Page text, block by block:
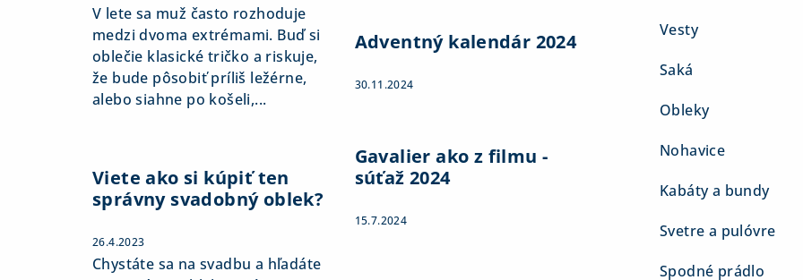
V lete sa muž často rozhoduje
medzi dvoma extrémami. Buď si
oblečie klasické tričko a riskuje,
že bude pôsobiť príliš ležérne,
alebo siahne po košeli,...
Viete ako si kúpiť ten
správny svadobný oblek?
26.4.2023
Chystáte sa na svadbu a hľadáte
Adventný kalendár 2024
30.11.2024
Gavalier ako z filmu -
súťaž 2024
15.7.2024
Vesty
Saká
Obleky
Nohavice
Kabáty a bundy
Svetre a pulóvre
Spodné prádlo